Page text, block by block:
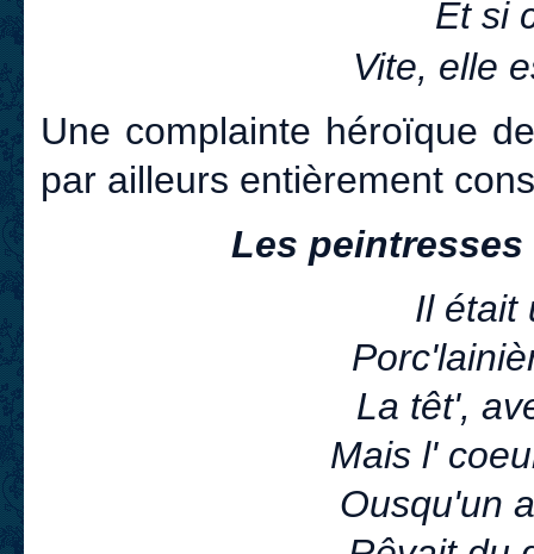
Et si
Vite, elle
Une complainte héroïque
par ailleurs entièrement
Les
Il était
La têt',
Mais l'
Ousqu'un